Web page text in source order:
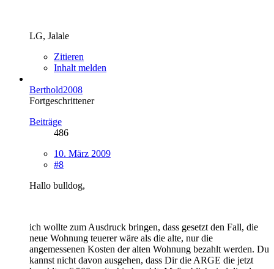
LG, Jalale
Zitieren
Inhalt melden
Berthold2008
Fortgeschrittener
Beiträge
486
10. März 2009
#8
Hallo bulldog,
ich wollte zum Ausdruck bringen, dass gesetzt den Fall, die
neue Wohnung teuerer wäre als die alte, nur die
angemessenen Kosten der alten Wohnung bezahlt werden. Du
kannst nicht davon ausgehen, dass Dir die ARGE die jetzt